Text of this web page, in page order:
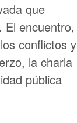
que
El encuentro,
conflictos y
la charla
pública